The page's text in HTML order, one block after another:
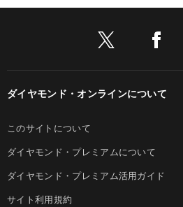
ダイヤモンド・オンラインについて
このサイトについて
ダイヤモンド・プレミアムについて
ダイヤモンド・プレミアム活用ガイド
サイト利用規約